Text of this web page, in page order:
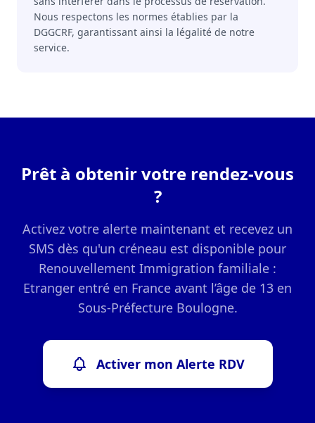
Nous respectons les normes établies par la
DGGCRF, garantissant ainsi la légalité de notre
service.
Prêt à obtenir votre rendez-vous
?
Activez votre alerte maintenant et recevez un
SMS dès qu'un créneau est disponible pour
Renouvellement Immigration familiale :
Etranger entré en France avant l’âge de 13 en
Sous-Préfecture Boulogne.
Activer mon Alerte RDV